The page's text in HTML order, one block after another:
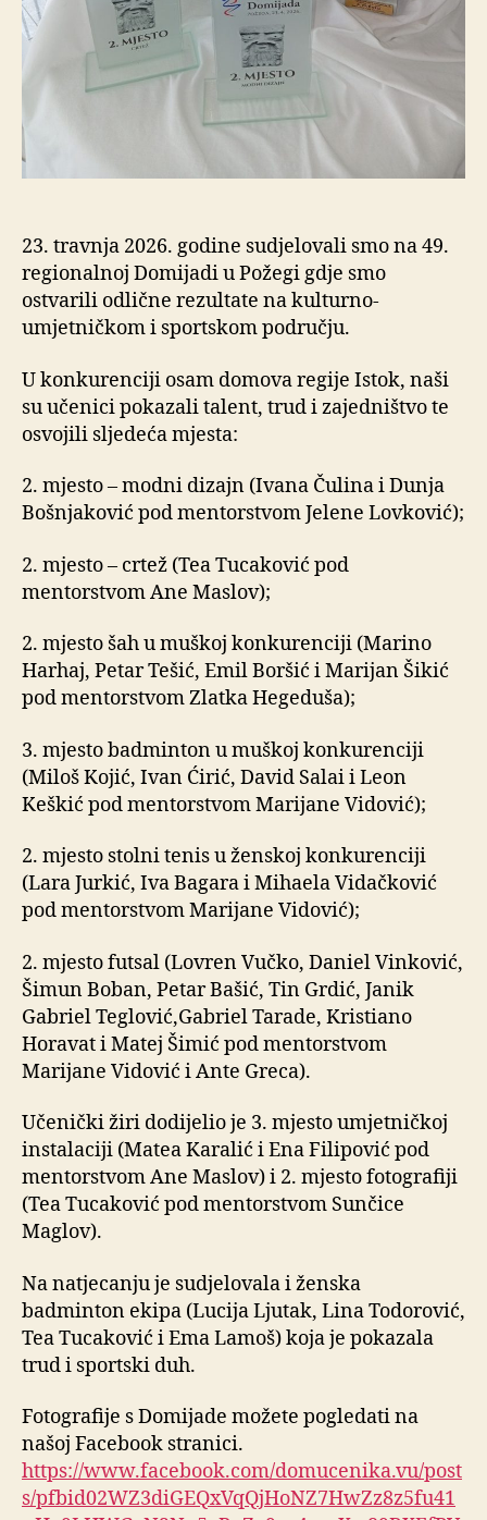
23. travnja 2026. godine sudjelovali smo na 49.
regionalnoj Domijadi u Požegi gdje smo
ostvarili odlične rezultate na kulturno-
umjetničkom i sportskom području.
U konkurenciji osam domova regije Istok, naši
su učenici pokazali talent, trud i zajedništvo te
osvojili sljedeća mjesta:
2. mjesto – modni dizajn (Ivana Čulina i Dunja
Bošnjaković pod mentorstvom Jelene Lovković);
2. mjesto – crtež (Tea Tucaković pod
mentorstvom Ane Maslov);
2. mjesto šah u muškoj konkurenciji (Marino
Harhaj, Petar Tešić, Emil Boršić i Marijan Šikić
pod mentorstvom Zlatka Hegeduša);
3. mjesto badminton u muškoj konkurenciji
(Miloš Kojić, Ivan Ćirić, David Salai i Leon
Keškić pod mentorstvom Marijane Vidović);
2. mjesto stolni tenis u ženskoj konkurenciji
(Lara Jurkić, Iva Bagara i Mihaela Vidačković
pod mentorstvom Marijane Vidović);
2. mjesto futsal (Lovren Vučko, Daniel Vinković,
Šimun Boban, Petar Bašić, Tin Grdić, Janik
Gabriel Teglović,Gabriel Tarade, Kristiano
Horavat i Matej Šimić pod mentorstvom
Marijane Vidović i Ante Greca).
Učenički žiri dodijelio je 3. mjesto umjetničkoj
instalaciji (Matea Karalić i Ena Filipović pod
mentorstvom Ane Maslov) i 2. mjesto fotografiji
(Tea Tucaković pod mentorstvom Sunčice
Maglov).
Na natjecanju je sudjelovala i ženska
badminton ekipa (Lucija Ljutak, Lina Todorović,
Tea Tucaković i Ema Lamoš) koja je pokazala
trud i sportski duh.
Fotografije s Domijade možete pogledati na
našoj Facebook stranici.
https://www.facebook.com/domucenika.vu/post
s/pfbid02WZ3diGEQxVqQjHoNZ7HwZz8z5fu41